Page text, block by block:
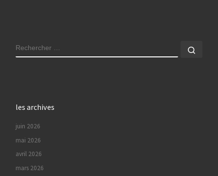
RECHERCHER
les archives
juin 2026
mai 2026
avril 2026
mars 2026